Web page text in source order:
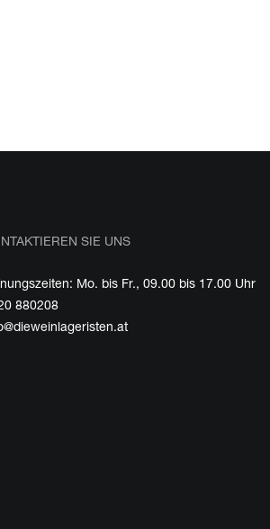
SIE UNS
Mo. bis Fr., 09.00 bis 17.00 Uhr
880208